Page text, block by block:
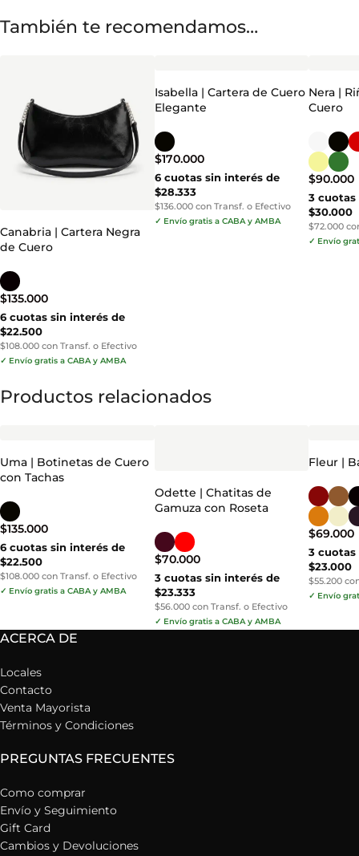
También te recomendamos…
Canabria | Cartera Negra
de Cuero
$135.000
6 cuotas sin interés de
$22.500
$108.000 con Transf. o Efectivo
✓ Envío gratis a CABA y AMBA
Isabella | Cartera de Cuero
Elegante
$170.000
6 cuotas sin interés de
$28.333
$136.000 con Transf. o Efectivo
✓ Envío gratis a CABA y AMBA
Nera |
Cuero
$90.000
3 cuotas
$30.000
$72.000
✓ Envío
Productos relacionados
Uma | Botinetas de Cuero
con Tachas
$135.000
6 cuotas sin interés de
$22.500
$108.000 con Transf. o Efectivo
✓ Envío gratis a CABA y AMBA
Odette | Chatitas de
Gamuza con Roseta
$70.000
3 cuotas sin interés de
$23.333
$56.000 con Transf. o Efectivo
✓ Envío gratis a CABA y AMBA
Fleur |
$69.000
3 cuotas
$23.000
$55.200
✓ Envío
ACERCA DE
Locales
Contacto
Venta Mayorista
Términos y Condiciones
PREGUNTAS FRECUENTES
Como comprar
Envío y Seguimiento
Gift Card
Cambios y Devoluciones